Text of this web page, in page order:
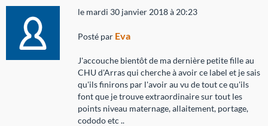
le mardi 30 janvier 2018 à 20:23
Posté par Eva
J'accouche bientôt de ma dernière petite fille au
CHU d'Arras qui cherche à avoir ce label et je sais
qu'ils finirons par l'avoir au vu de tout ce qu'ils
font que je trouve extraordinaire sur tout les
points niveau maternage, allaitement, portage,
cododo etc ..